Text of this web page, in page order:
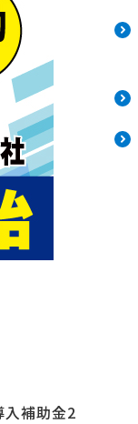
補助金2